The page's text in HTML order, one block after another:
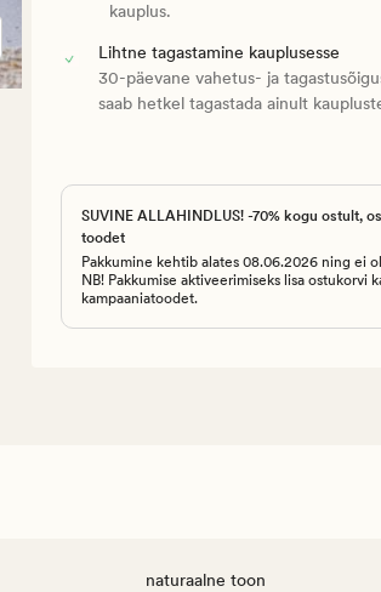
kauplus.
Lihtne tagastamine kauplusesse
30-päevane vahetus- ja
saab hetkel tagastada ainult
SUVINE ALLAHINDLUS! -70% kogu ostult,
toodet
Pakkumine kehtib alates 08.06.2026 ning ei
NB! Pakkumise aktiveerimiseks lisa ostukorvi
kampaaniatoodet.
naturaalne toon